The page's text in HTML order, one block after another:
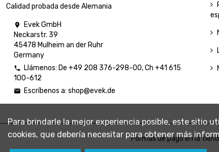
Calidad probada desde Alemania

Evek GmbH
Neckarstr. 39
45478 Mulheim an der Ruhr
Germany
 Llámenos: De +49 208 376-298-00, Ch +41 615
100-612
 Escríbenos a: shop@evek.de
Formas de pago en la
Para brindarle la mejor experiencia posible, este sitio
cookies, que debería necesitar para obtener más